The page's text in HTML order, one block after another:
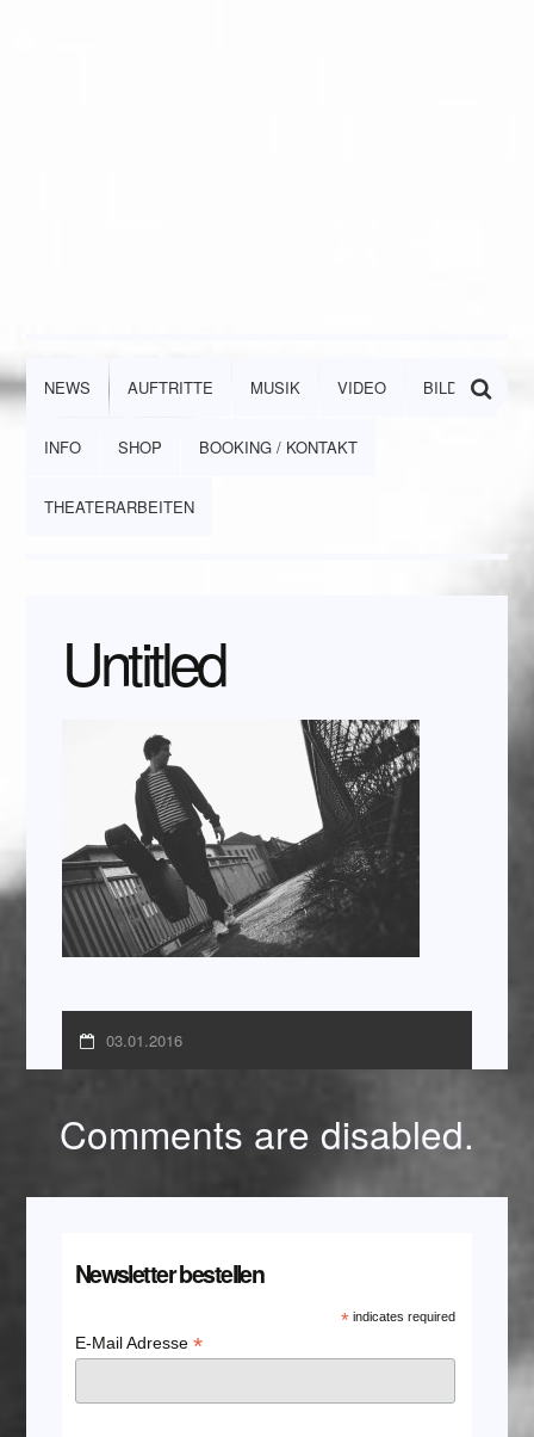
NEWS AUFTRITTE MUSIK VIDEO BILDER
INFO SHOP BOOKING / KONTAKT
THEATERARBEITEN
Untitled
03.01.2016
Comments are disabled.
Newsletter bestellen
* indicates required
E-Mail Adresse *